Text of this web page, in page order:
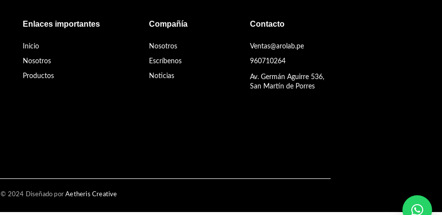
Enlaces importantes
Inicio
Nosotros
Productos
Compañía
Nosotros
Escríbenos
Noticias
Contacto
Ventas@arolab.pe
960710264
Av. Germán Aguirre 536,
San Martín de Porres
© 2024 Diseñado porAetheris Creative